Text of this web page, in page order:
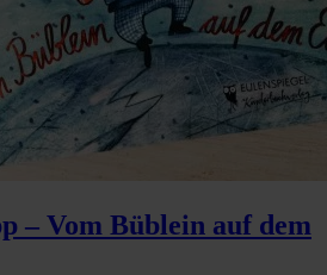
– Vom Büblein auf dem